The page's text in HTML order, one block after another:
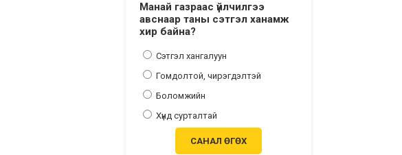
Манай газраас үйлчилгээ
авснаар таны сэтгэл ханамж
хир байна?
Сэтгэл хангалуун
Гомдолтой, чирэгдэлтэй
Боломжийн
Хүнд сурталтай
САНАЛ ӨГӨХ